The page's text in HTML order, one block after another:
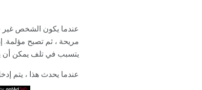
عندما يكون الشخص غير
مريحة ، ثم تصبح مؤلمة.
يتسبب في تلف يمكن أن
عندما يحدث هذا ، يتم